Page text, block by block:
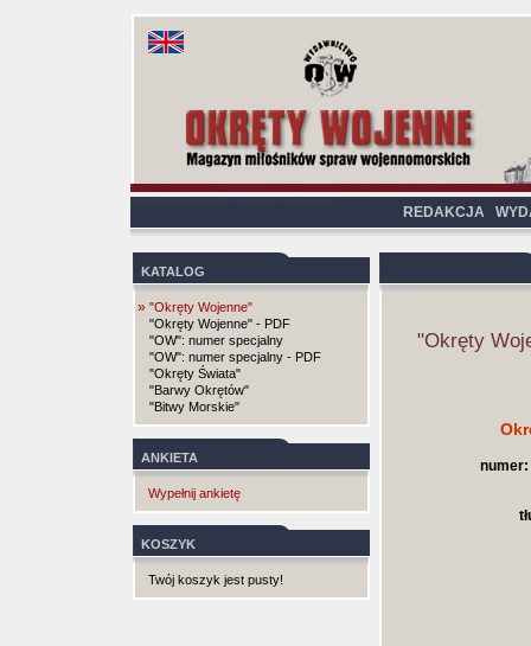
REDAKCJA
KATALOG
» "Okręty Wojenne"
"Okręty Wojenne" - PDF
"OW": numer specjalny
"OW": numer specjalny - PDF
"Okręty Świata"
"Barwy Okrętów"
"Bitwy Morskie"
ANKIETA
Wypełnij ankietę
KOSZYK
Twój koszyk jest pusty!
"Okręty
numer: